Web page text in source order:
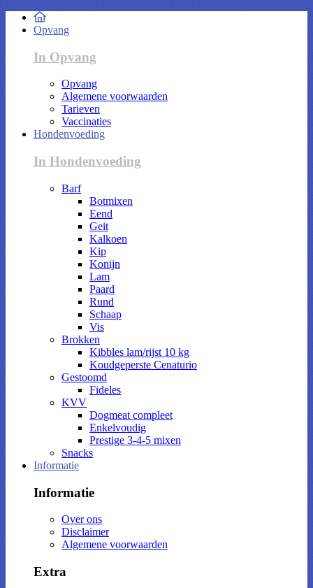
Opvang
In Opvang
Opvang
Algemene voorwaarden
Tarieven
Vaccinaties
Hondenvoeding
In Hondenvoeding
Barf
Botmixen
Eend
Geit
Kalkoen
Kip
Konijn
Lam
Paard
Rund
Schaap
Vis
Brokken
Kibbles lam/rijst 10 kg
Koudgeperste Cenaturio
Gestoomd
Fideles
KVV
Dogmeat compleet
Enkelvoudig
Prestige 3-4-5 mixen
Snacks
Informatie
Informatie
Over ons
Disclaimer
Algemene voorwaarden
Extra